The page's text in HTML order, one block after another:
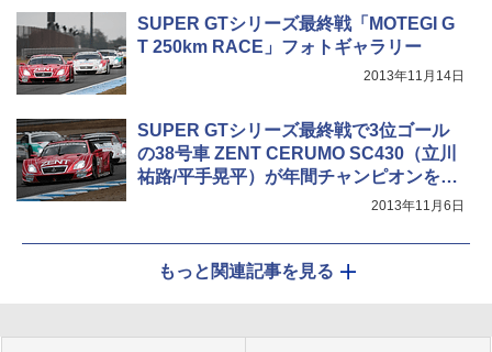
SUPER GTシリーズ最終戦「MOTEGI G
T 250km RACE」フォトギャラリー
2013年11月14日
SUPER GTシリーズ最終戦で3位ゴール
の38号車 ZENT CERUMO SC430（立川
祐路/平手晃平）が年間チャンピオンを獲
2013年11月6日
もっと関連記事を見る